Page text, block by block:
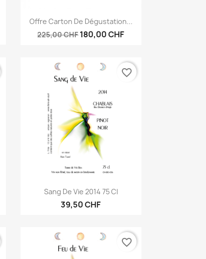
Aperçu rapide
Offre Carton De Dégustation...
225,00 CHF180,00 CHF
Aperçu rapide
Sang De Vie 2014 75 Cl
39,50 CHF
favorite_border
favorite_border